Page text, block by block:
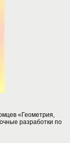
«Геометрия,
разработки по